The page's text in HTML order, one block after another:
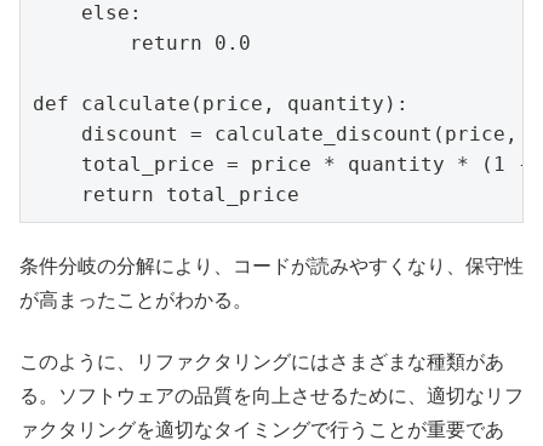
    else:
        return 0.0
def calculate(price, quantity):
discount = calculate_discount(price,
total_price = price * quantity * (1 -
条件分岐の分解により、コードが読みやすくなり、保守性
が高まったことがわかる。
このように、リファクタリングにはさまざまな種類があ
る。ソフトウェアの品質を向上させるために、適切なリフ
ァクタリングを適切なタイミングで行うことが重要であ